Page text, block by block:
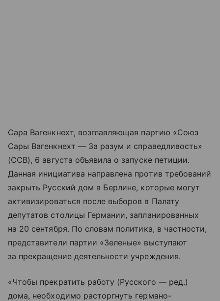
Сара Вагенкнехт, возглавляющая партию «Союз
Сары Вагенкнехт — За разум и справедливость»
(ССВ), 6 августа объявила о запуске петиции.
Данная инициатива направлена против требований
закрыть Русский дом в Берлине, которые могут
активизироваться после выборов в Палату
депутатов столицы Германии, запланированных
на 20 сентября. По словам политика, в частности,
представители партии «Зеленые» выступают
за прекращение деятельности учреждения.
«Чтобы прекратить работу (Русского — ред.)
дома, необходимо расторгнуть германо-